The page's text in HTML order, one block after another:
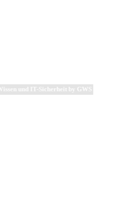
und IT-Sicherheit by GWS